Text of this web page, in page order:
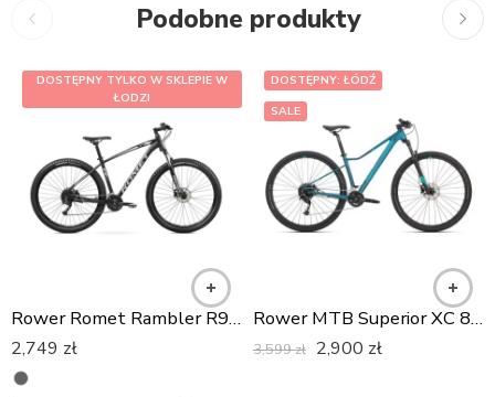
Podobne produkty
DOSTĘPNY TYLKO W SKLEPIE W
ŁODZI
Rower Romet Rambler R9.4 2022
2,749 zł
L
DOSTĘPNY: ŁÓDŹ
SALE
Rower MTB Superior XC 859W
3,599zł 2,900 zł